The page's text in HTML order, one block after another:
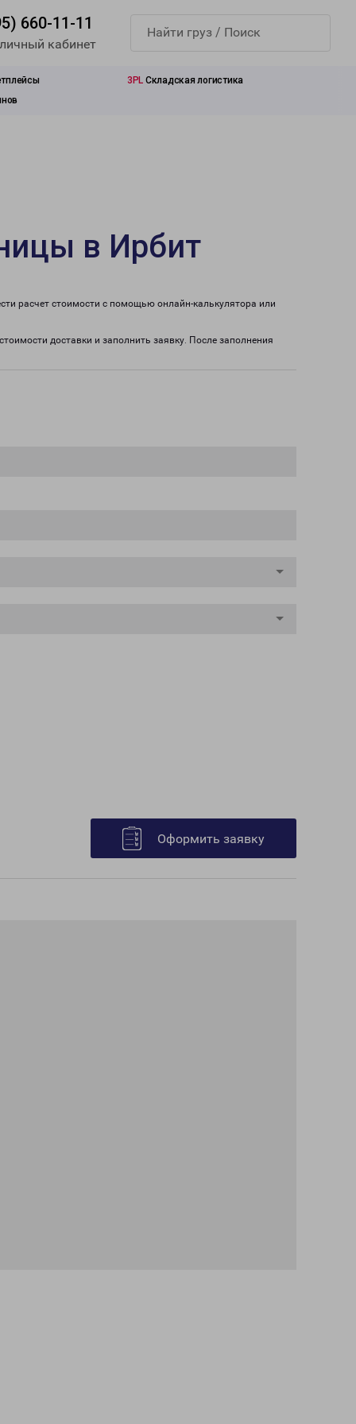
660-11-11
кабинет
3PL Складская логистика
в Ирбит
расчет стоимости с помощью онлайн-калькулятора или
доставки и заполнить заявку. После заполнения
Оформить заявку